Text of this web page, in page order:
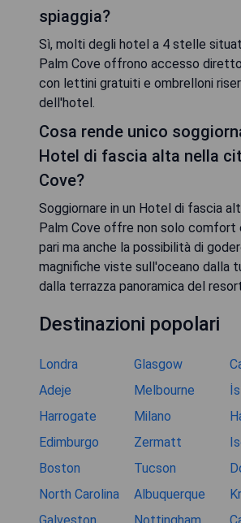
spiaggia?
Sì, molti degli hotel a 4 stelle
Palm Cove offrono accesso
con lettini gratuiti e ombrelloni
dell'hotel.
Cosa rende unico
Hotel di fascia alta nella
Cove?
Soggiornare in un Hotel di fascia
Palm Cove offre non solo comfort
pari ma anche la possibilità di
magnifiche viste sull'oceano dalla
dalla terrazza panoramica del
Destinazioni popolari
Londra Glasgow
Adeje
Melbourne
Harrogate
Milano
Edimburgo
Zermatt
Boston
Tucson
North Carolina
Albuquerque